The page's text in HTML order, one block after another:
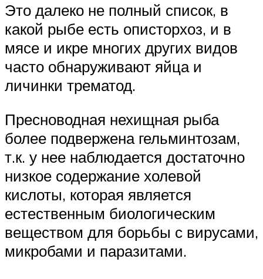
Это далеко не полный список, в
какой рыбе есть описторхоз, и в
мясе и икре многих других видов
часто обнаруживают яйца и
личинки трематод.
Пресноводная нехищная рыба
более подвержена гельминтозам,
т.к. у нее наблюдается достаточно
низкое содержание холевой
кислоты, которая является
естественным биологическим
веществом для борьбы с вирусами,
микробами и паразитами.